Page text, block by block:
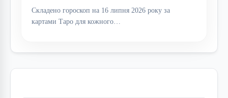
Складено гороскоп на 16 липня 2026 року за
картами Таро для кожного…